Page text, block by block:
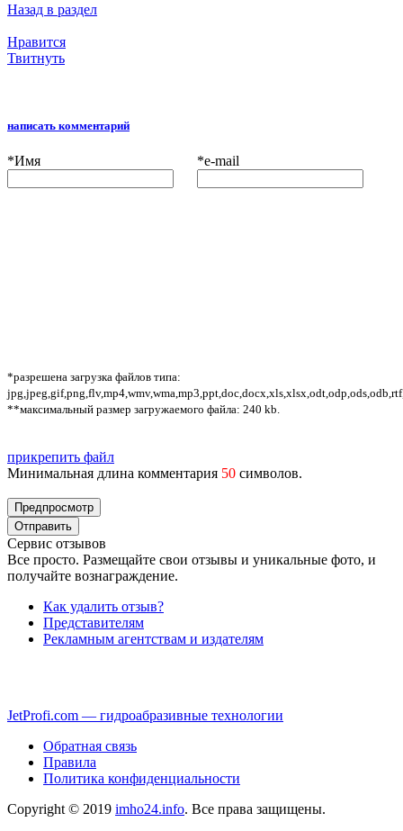
Назад в раздел
Нравится
Твитнуть
написать комментарий
*Имя *e-mail
*разрешена загрузка файлов типа:
**максимальный размер загружаемого файла: 240 kb.
прикрепить файл
Минимальная длина комментария 50 символов.
Сервис отзывов
Все просто. Размещайте свои отзывы и уникальные фото, и
получайте вознаграждение.
Как удалить отзыв?
Представителям
Рекламным агентствам и издателям
JetProfi.com — гидроабразивные технологии
Обратная связь
Правила
Политика конфиденциальности
Copyright © 2019 imho24.info. Все права защищены.